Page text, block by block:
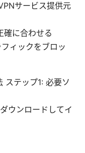
サービス提供元
確に合わせる
ィックをブロッ
ステップ1: 必要ソ
ウンロードしてイ